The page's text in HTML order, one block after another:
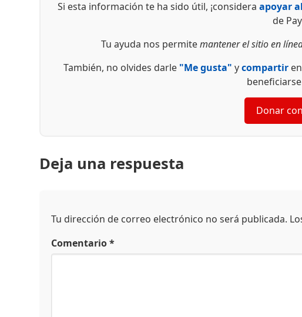
Si esta información te ha sido útil, ¡consideraapoyar
de
Tu ayuda nos permitemantener el sitio en
También, no olvides darle "Me gusta" ycompartiren
Donar
Deja una respuesta
Tu dirección de correo electrónico no será publicada.
Comentario*